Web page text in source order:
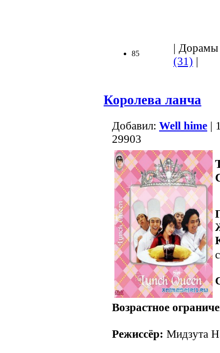
85
|
(31) |
Королева ланча
Добавил: Well hime |
29903
Возрастное
Режиссёр: Мидзута